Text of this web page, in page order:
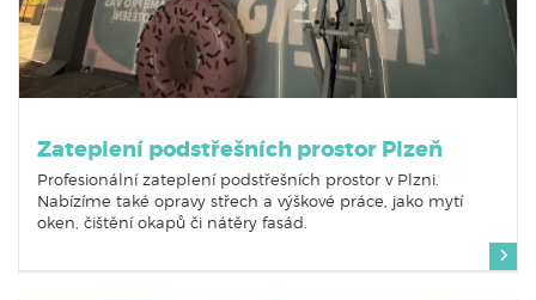
Zateplení podstřešních prostor Plzeň
Profesionální zateplení podstřešních prostor v Plzni.
Nabízíme také opravy střech a výškové práce, jako mytí
oken, čištění okapů či nátěry fasád.